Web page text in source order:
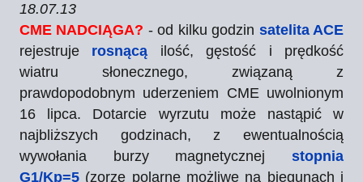
18.07.13
CME NADCIĄGA? - od kilku godzin satelita ACE
rejestruje rosnącą ilość, gęstość i prędkość
wiatru słonecznego, związaną z
prawdopodobnym uderzeniem CME uwolnionym
16 lipca. Dotarcie wyrzutu może nastąpić w
najbliższych godzinach, z ewentualnością
wywołania burzy magnetycznej stopnia
G1/Kp=5 (zorze polarne możliwe na biegunach i